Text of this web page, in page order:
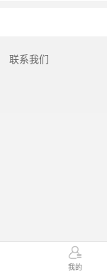
我的
联系我们